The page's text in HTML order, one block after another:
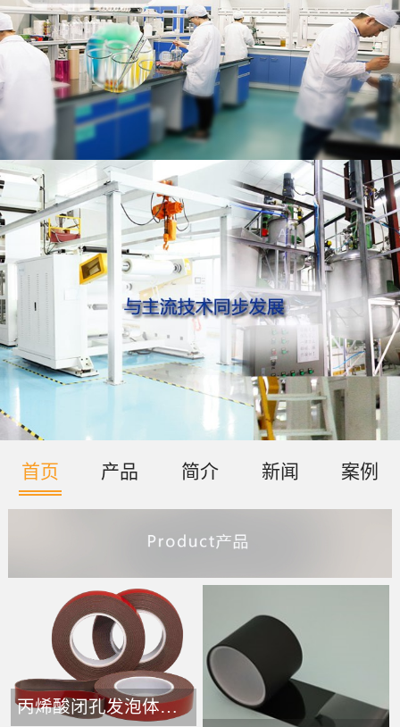
首页 产品 简介 新闻 案例
丙烯酸闭孔发泡体胶带-